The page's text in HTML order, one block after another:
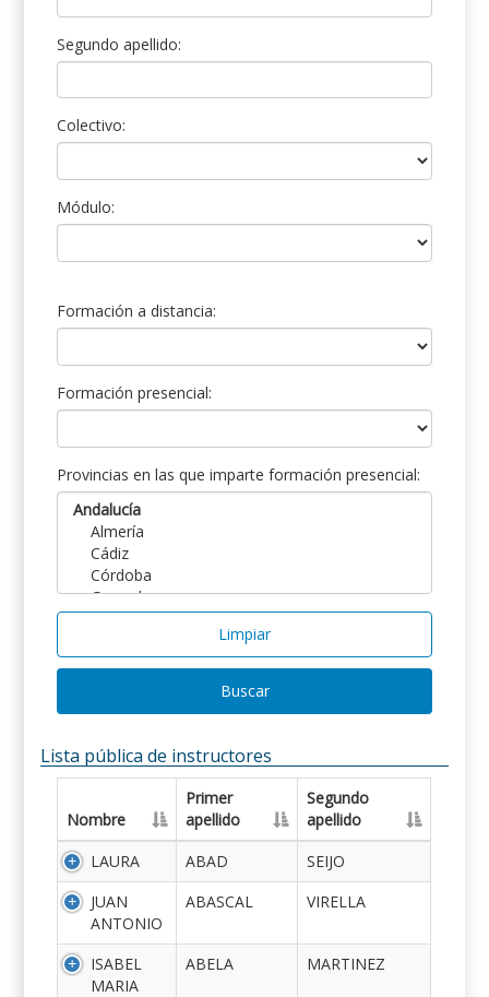
Segundo apellido:
Colectivo:
Módulo:
Formación a distancia:
Formación presencial:
Provincias en las que imparte formación presencial:
Limpiar
Buscar
Lista pública de instructores
Nombre
Primer
apellido
Segundo
apellido
LAURA
ABAD
SEIJO
JUAN
ANTONIO
ABASCAL VIRELLA
ISABEL
MARIA
ABELA MARTINEZ